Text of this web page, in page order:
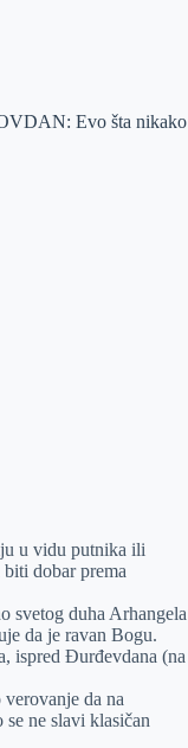
Evo šta nikako
u vidu putnika ili
dobar prema
svetog duha Arhangela
da je ravan Bogu.
ispred Đurđevdana (na
da na
ne slavi klasičan